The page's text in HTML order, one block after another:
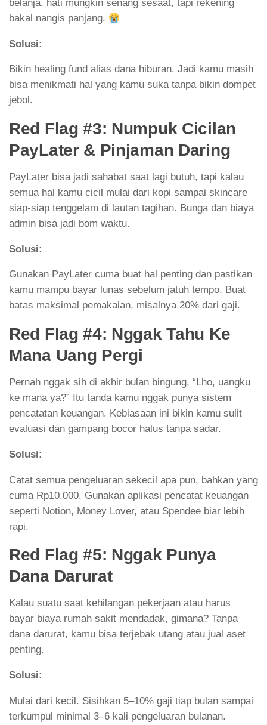
belanja, hati mungkin senang sesaat, tapi rekening
bakal nangis panjang.
Solusi:
Bikin healing fund alias dana hiburan. Jadi kamu masih
bisa menikmati hal yang kamu suka tanpa bikin dompet
jebol.
Red Flag #3: Numpuk Cicilan
PayLater & Pinjaman Daring
PayLater bisa jadi sahabat saat lagi butuh, tapi kalau
semua hal kamu cicil mulai dari kopi sampai skincare
siap-siap tenggelam di lautan tagihan. Bunga dan biaya
admin bisa jadi bom waktu.
Solusi:
Gunakan PayLater cuma buat hal penting dan pastikan
kamu mampu bayar lunas sebelum jatuh tempo. Buat
batas maksimal pemakaian, misalnya 20% dari gaji.
Red Flag #4: Nggak Tahu Ke
Mana Uang Pergi
Pernah nggak sih di akhir bulan bingung, “Lho, uangku
ke mana ya?” Itu tanda kamu nggak punya sistem
pencatatan keuangan. Kebiasaan ini bikin kamu sulit
evaluasi dan gampang bocor halus tanpa sadar.
Solusi:
Catat semua pengeluaran sekecil apa pun, bahkan yang
cuma Rp10.000. Gunakan aplikasi pencatat keuangan
seperti Notion, Money Lover, atau Spendee biar lebih
rapi.
Red Flag #5: Nggak Punya
Dana Darurat
Kalau suatu saat kehilangan pekerjaan atau harus
bayar biaya rumah sakit mendadak, gimana? Tanpa
dana darurat, kamu bisa terjebak utang atau jual aset
penting.
Solusi:
Mulai dari kecil. Sisihkan 5–10% gaji tiap bulan sampai
terkumpul minimal 3–6 kali pengeluaran bulanan.